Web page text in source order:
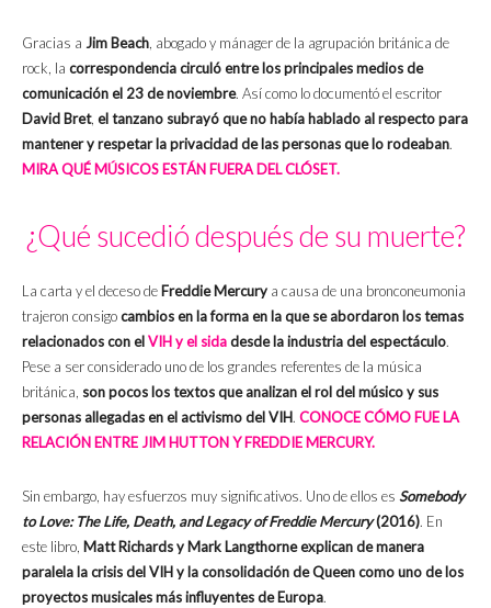
Gracias a Jim Beach, abogado y mánager de la agrupación británica de
rock, la correspondencia circuló entre los principales medios de
comunicación el 23 de noviembre. Así como lo documentó el escritor
David Bret, el tanzano subrayó que no había hablado al respecto para
mantener y respetar la privacidad de las personas que lo rodeaban.
MIRA QUÉ MÚSICOS ESTÁN FUERA DEL CLÓSET.
¿Qué sucedió después de su muerte?
La carta y el deceso de Freddie Mercury a causa de una bronconeumonia
trajeron consigocambios en la forma en la que se abordaron los temas
relacionados con elVIH y el sidadesde la industria del espectáculo.
Pese a ser considerado uno de los grandes referentes de la música
británica, son pocos los textos que analizan el rol del músico y sus
personas allegadas en el activismo del VIH. CONOCE CÓMO FUE LA
RELACIÓN ENTRE JIM HUTTON Y FREDDIE MERCURY.
Sin embargo, hay esfuerzos muy significativos. Uno de ellos es Somebody
to Love: The Life, Death, and Legacy of Freddie Mercury(2016). En
este libro, Matt Richards y Mark Langthorne explican de manera
paralela la crisis del VIH y la consolidación de Queen como uno de los
proyectos musicales más influyentes de Europa.